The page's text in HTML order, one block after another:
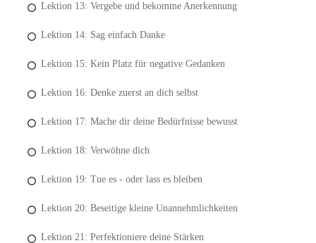
Lektion 13: Vergebe und bekomme Anerkennung
Lektion 14: Sag einfach Danke
Lektion 15: Kein Platz für negative Gedanken
Lektion 16: Denke zuerst an dich selbst
Lektion 17: Mache dir deine Bedürfnisse bewusst
Lektion 18: Verwöhne dich
Lektion 19: Tue es - oder lass es bleiben
Lektion 20: Beseitige kleine Unannehmlichkeiten
Lektion 21: Perfektioniere deine Stärken